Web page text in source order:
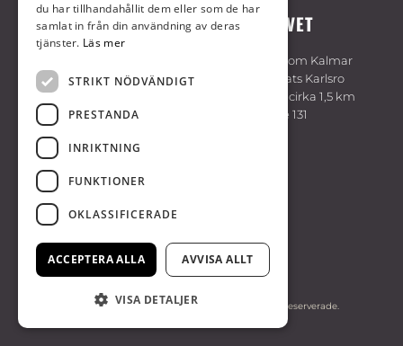
VÄLKOMMEN TILL KALMARTRAVET
Travbanan är belägen cirka 7 km sydväst om Kalmar
centrum. Följ skyltning på E22 vid trafikplats Karlsro
söder om Kalmar. Flygplatsen är belägen cirka 1,5 km
från travbanan. Bussförbindelse med linje 131
Dokumentvägen.
KALMARTRAVET
Sydöstra Sveriges Travsällskap
394 70 Kalmar
0480-44 35 50
© Copyright. 2026 Kalmartravet, alla rättigheter reserverade.
du har tillhandahållit dem eller som de har
samlat in från din användning av deras
tjänster. Läs mer
STRIKT NÖDVÄNDIGT
PRESTANDA
INRIKTNING
FUNKTIONER
OKLASSIFICERADE
ACCEPTERA ALLA AVVISA ALLT
VISA DETALJER